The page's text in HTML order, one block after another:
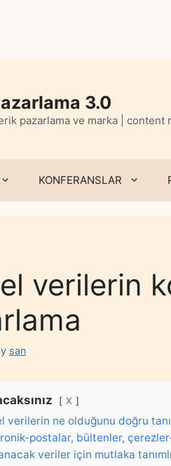
3.0
pazarlama ve marka | content
KONFERANSLAR
verilerin
san
X
verilerin ne olduğunu doğru
postalar, bültenler, çerezler-
veriler için mutlaka